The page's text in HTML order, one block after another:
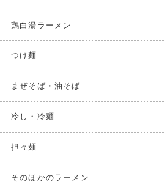
鶏白湯ラーメン
つけ麺
まぜそば・油そば
冷し・冷麺
担々麺
そのほかのラーメン